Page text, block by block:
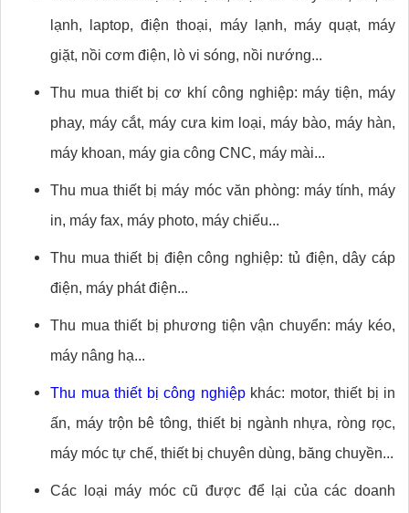
lạnh, laptop, điện thoại, máy lạnh, máy quạt, máy
giặt, nồi cơm điện, lò vi sóng, nồi nướng...
Thu mua thiết bị cơ khí công nghiệp: máy tiện, máy
phay, máy cắt, máy cưa kim loại, máy bào, máy hàn,
máy khoan, máy gia công CNC, máy mài...
Thu mua thiết bị máy móc văn phòng: máy tính, máy
in, máy fax, máy photo, máy chiếu...
Thu mua thiết bị điện công nghiệp: tủ điện, dây cáp
điện, máy phát điện...
Thu mua thiết bị phương tiện vận chuyển: máy kéo,
máy nâng hạ...
Thu mua thiết bị công nghiệpkhác: motor, thiết bị in
ấn, máy trộn bê tông, thiết bị ngành nhựa, ròng rọc,
máy móc tự chế, thiết bị chuyên dùng, băng chuyền...
Các loại máy móc cũ được để lại của các doanh